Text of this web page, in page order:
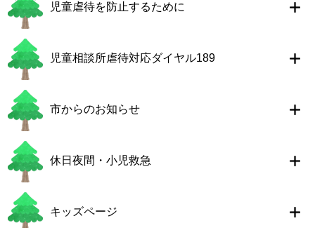
児童虐待を防止するために
児童相談所虐待対応ダイヤル189
市からのお知らせ
休日夜間・小児救急
キッズページ